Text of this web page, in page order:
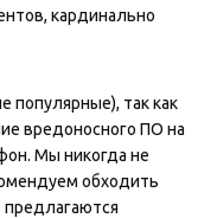
кардинально
популярные), так как
вредоносного ПО на
Мы никогда не
обходить
предлагаются